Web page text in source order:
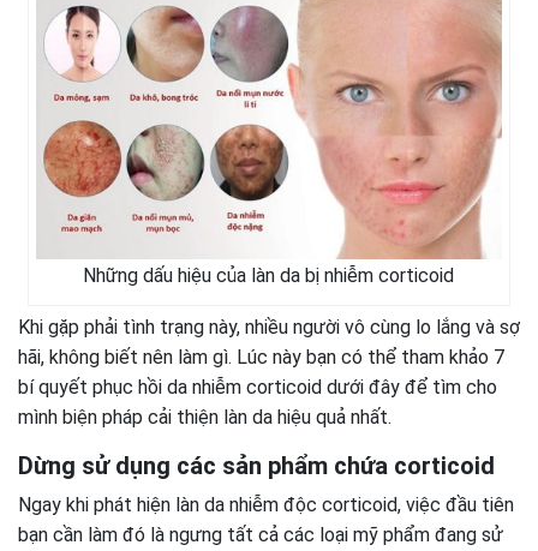
Những dấu hiệu của làn da bị nhiễm corticoid
Khi gặp phải tình trạng này, nhiều người vô cùng lo lắng và sợ
hãi, không biết nên làm gì. Lúc này bạn có thể tham khảo 7
bí quyết phục hồi da nhiễm corticoid dưới đây để tìm cho
mình biện pháp cải thiện làn da hiệu quả nhất.
Dừng sử dụng các sản phẩm chứa corticoid
Ngay khi phát hiện làn da nhiễm độc corticoid, việc đầu tiên
bạn cần làm đó là ngưng tất cả các loại mỹ phẩm đang sử